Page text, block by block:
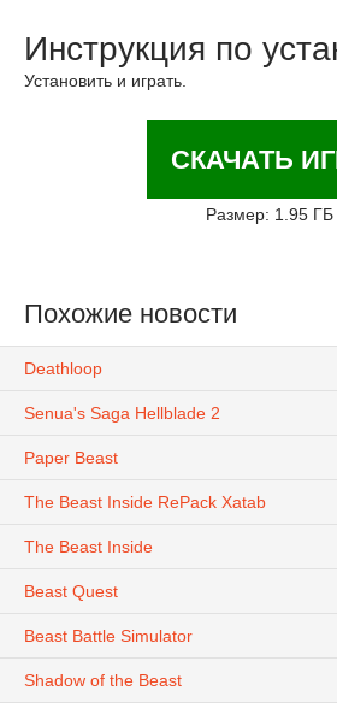
Инструкция по
Установить и играть.
СКАЧАТЬ
Размер: 1.95 ГБ
Похожие новости
Deathloop
Senua's Saga Hellblade 2
Paper Beast
The Beast Inside RePack Xatab
The Beast Inside
Beast Quest
Beast Battle Simulator
Shadow of the Beast